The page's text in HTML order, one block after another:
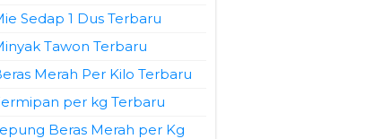
Sedap 1 Dus Terbaru
Tawon Terbaru
Merah Per Kilo Terbaru
per kg Terbaru
Beras Merah per Kg